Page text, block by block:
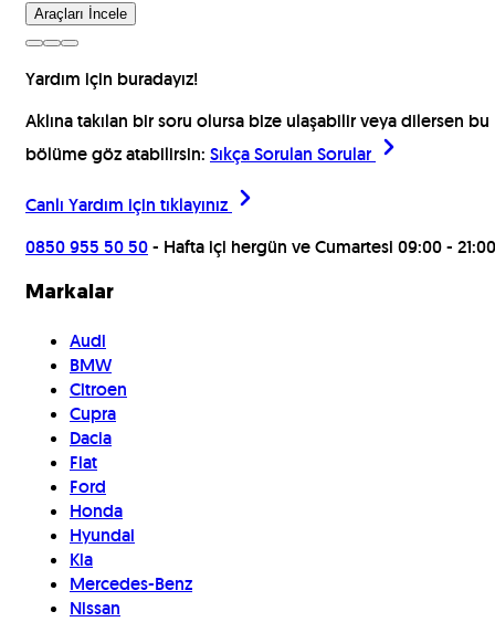
Araçları İncele
Yardım için buradayız!
Aklına takılan bir soru olursa bize ulaşabilir veya dilersen bu
bölüme göz atabilirsin: Sıkça Sorulan Sorular
Canlı Yardım için tıklayınız
0850 955 50 50- Hafta içi hergün ve Cumartesi 09:00 - 21:00
Markalar
Audi
BMW
Citroen
Cupra
Dacia
Fiat
Ford
Honda
Hyundai
Kia
Mercedes-Benz
Nissan